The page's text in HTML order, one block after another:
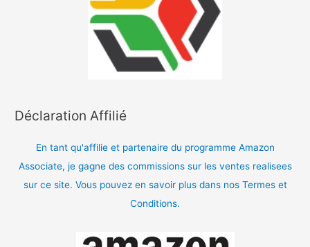
Déclaration Affilié
En tant qu'affilie et partenaire du programme Amazon
Associate, je gagne des commissions sur les ventes realisees
sur ce site. Vous pouvez en savoir plus dans nos Termes et
Conditions.